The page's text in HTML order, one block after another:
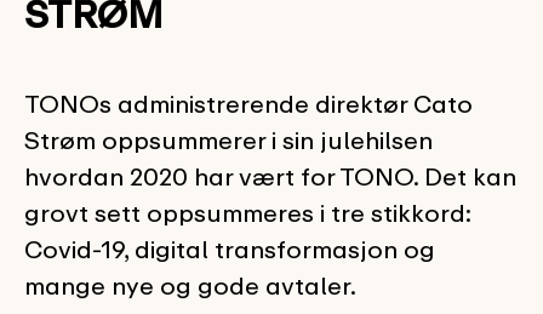
STRØM
TONOs administrerende direktør Cato
Strøm oppsummerer i sin julehilsen
hvordan 2020 har vært for TONO. Det kan
grovt sett oppsummeres i tre stikkord:
Covid-19, digital transformasjon og
mange nye og gode avtaler.